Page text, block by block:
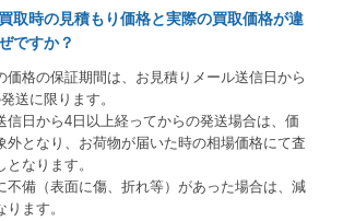
取時の見積もり価格と実際の買取価格が違
ですか？
価格の保証期間は、お見積りメール送信日から
送に限ります。
信日から4日以上経ってからの発送場合は、価
外となり、お荷物が届いた時の相場価格にて査
となります。
不備（表面に傷、折れ等）があった場合は、減
ます。